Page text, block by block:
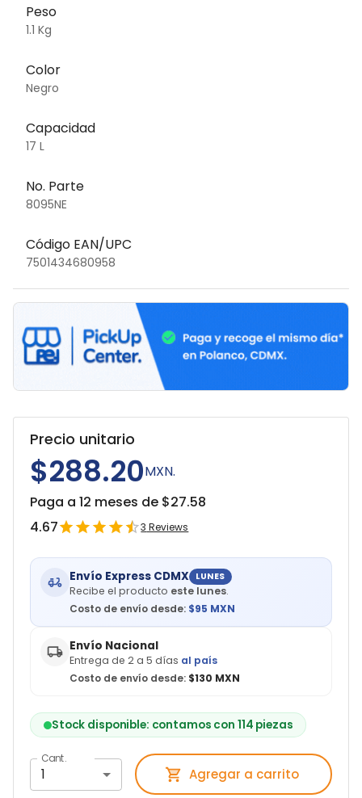
Peso
1.1 Kg
Color
Negro
Capacidad
17 L
No. Parte
8095NE
Código EAN/UPC
7501434680958
Precio unitario
$288.20MXN.
Paga a 12 meses de $27.58
4.67
3 Reviews
Envío Express CDMX LUNES
Recibe el producto este lunes.
Costo de envío desde: $95 MXN
Envío Nacional
Entrega de 2 a 5 días al país
Costo de envío desde: $130 MXN
Stock disponible: contamos con 114 piezas
Cant.
1 Agregar a carrito